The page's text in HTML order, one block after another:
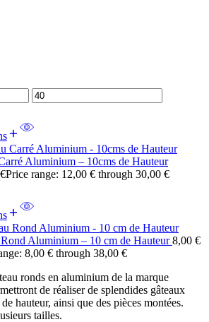
Aluminium – 10cms de Hauteur
€Price range: 12,00 € through 30,00 €
Aluminium – 10 cm de Hauteur8,00 €
8,00 € through 38,00 €
ronds en aluminium de la marque
de réaliser de splendides gâteaux
hauteur, ainsi que des pièces montées.
tailles.